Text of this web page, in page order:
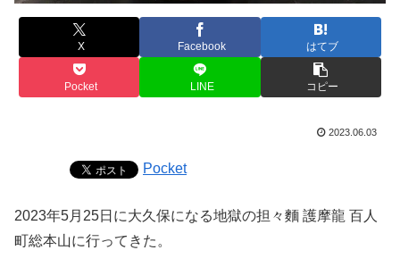
X Facebook はてブ
Pocket LINE コピー
2023.06.03
Pocket
2023年5月25日に大久保になる地獄の担々麵 護摩龍 百人
町総本山に行ってきた。